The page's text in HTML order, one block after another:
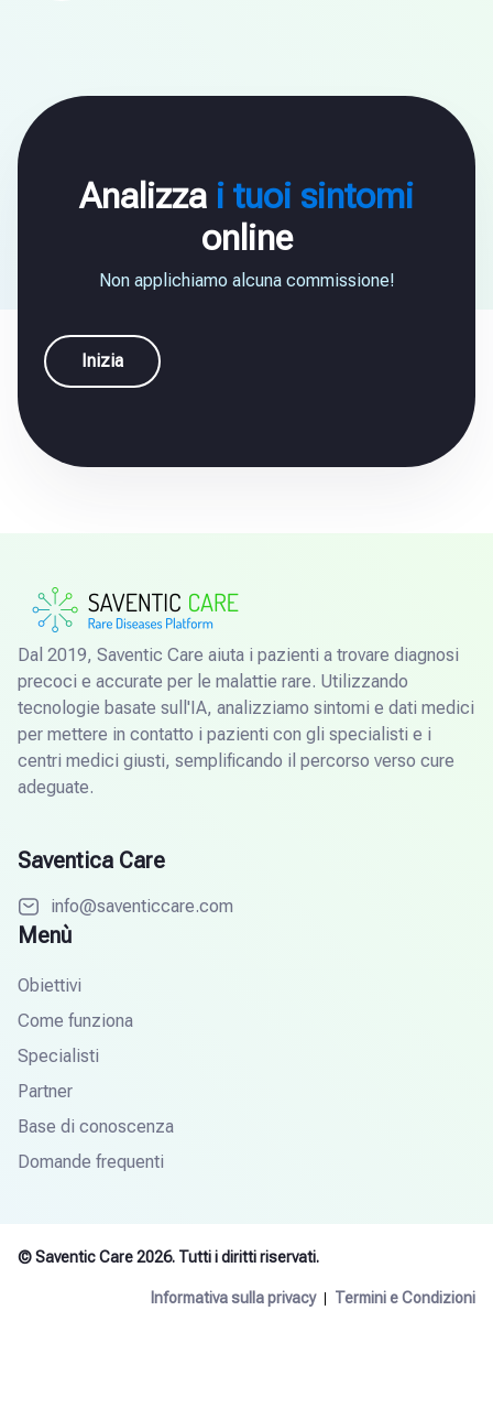
Analizza i tuoi sintomi
online
Non applichiamo alcuna commissione!
Inizia
Dal 2019, Saventic Care aiuta i pazienti a trovare diagnosi
precoci e accurate per le malattie rare. Utilizzando
tecnologie basate sull'IA, analizziamo sintomi e dati medici
per mettere in contatto i pazienti con gli specialisti e i
centri medici giusti, semplificando il percorso verso cure
adeguate.
Saventica Care
info@saventiccare.com
Menù
Obiettivi
Come funziona
Specialisti
Partner
Base di conoscenza
Domande frequenti
© Saventic Care 2026. Tutti i diritti riservati.
Informativa sulla privacy Termini e Condizioni